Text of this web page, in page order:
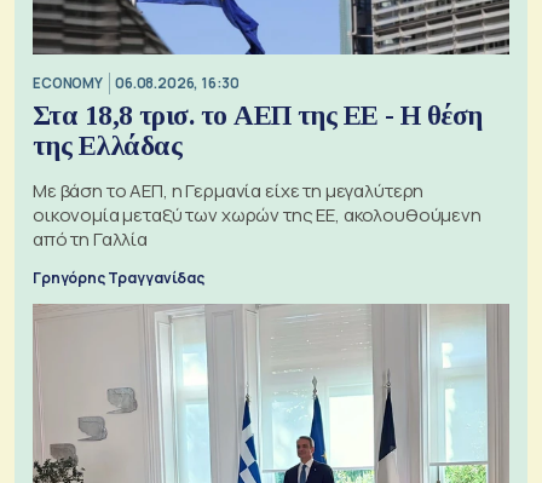
ECONOMY 06.08.2026, 16:30
Στα 18,8 τρισ. το ΑΕΠ της ΕΕ - Η θέση
της Ελλάδας
Με βάση το ΑΕΠ, η Γερμανία είχε τη μεγαλύτερη
οικονομία μεταξύ των χωρών της ΕΕ, ακολουθούμενη
από τη Γαλλία
Γρηγόρης Τραγγανίδας